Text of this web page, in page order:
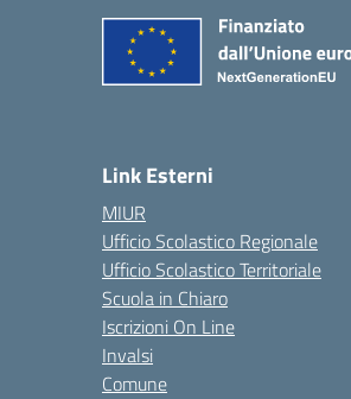
Link Esterni
MIUR
Ufficio Scolastico Regionale
Ufficio Scolastico Territoriale
Scuola in Chiaro
Iscrizioni On Line
Invalsi
Comune